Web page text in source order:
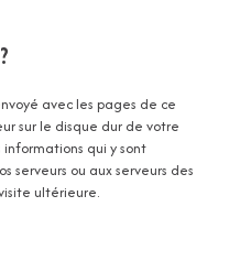
avec les pages de ce
sur le disque dur de votre
informations qui y sont
serveurs ou aux serveurs des
ultérieure.